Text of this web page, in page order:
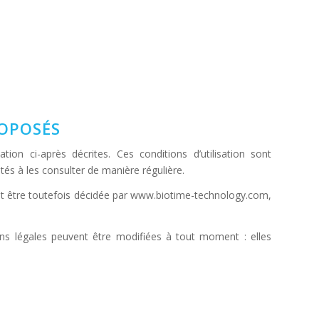
ci-après décrites. Ces conditions d’utilisation sont
à les consulter de manière régulière.
être toutefois décidée par www.biotime-technology.com,
légales peuvent être modifiées à tout moment : elles